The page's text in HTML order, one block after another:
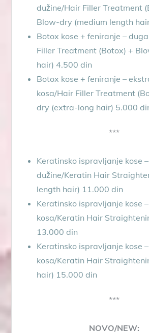
dužine/Hair Filler Treatment
Blow-dry (medium length
Botox kose + feniranje –
Filler Treatment (Botox) +
hair) 4.500 din
Botox kose + feniranje –
kosa/Hair Filler Treatment
dry (extra-long hair) 5.000
***
Keratinsko ispravljanje kose
dužine/Keratin Hair
length hair) 11.000 din
Keratinsko ispravljanje kose
kosa/Keratin Hair
13.000 din
Keratinsko ispravljanje kose
kosa/Keratin Hair
hair) 15.000 din
***
NOVO/NEW: